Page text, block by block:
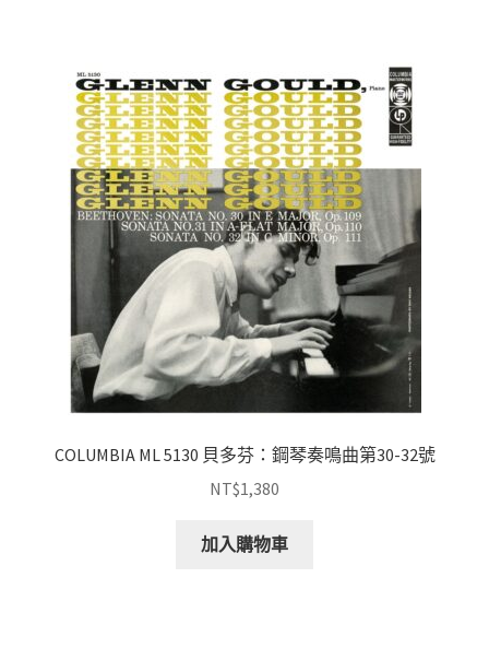
COLUMBIA ML 5130 貝多芬：鋼琴奏鳴曲第30-32號
NT$1,380
加入購物車